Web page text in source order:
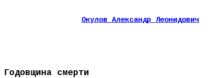
Окулов Александр Леонидович
Годовщина смерти